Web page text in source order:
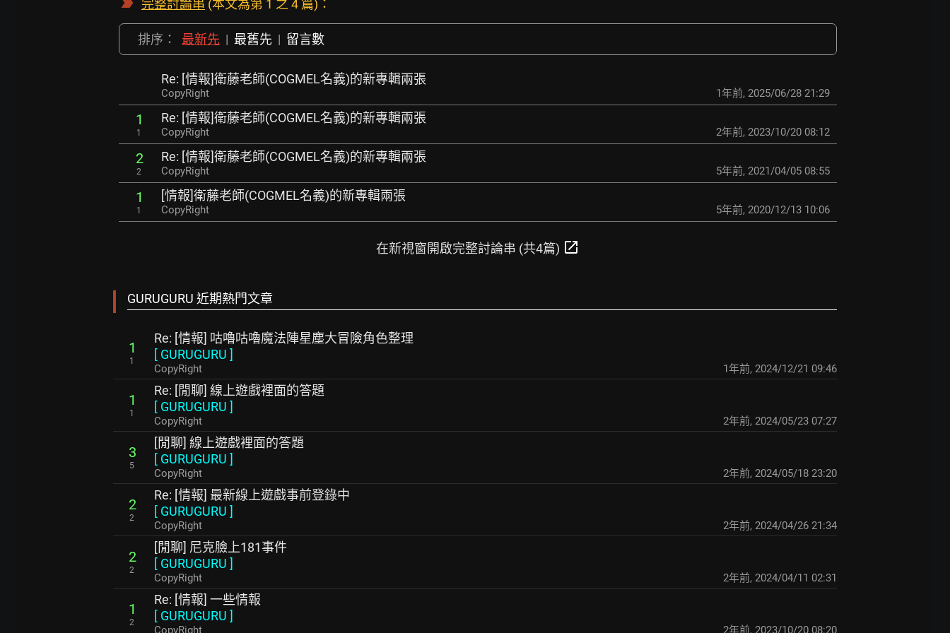
完整討論串 (本文為第 1 之 4 篇)：
排序： 最新先 | 最舊先 | 留言數
Re: [情報]衛藤老師(COGMEL名義)的新專輯兩張
CopyRight 1年前, 2025/06/28 21:29
1
1
Re: [情報]衛藤老師(COGMEL名義)的新專輯兩張
CopyRight 2年前, 2023/10/20 08:12
2
2
Re: [情報]衛藤老師(COGMEL名義)的新專輯兩張
CopyRight 5年前, 2021/04/05 08:55
1
1
[情報]衛藤老師(COGMEL名義)的新專輯兩張
CopyRight 5年前, 2020/12/13 10:06
在新視窗開啟完整討論串 (共4篇) open_in_new
GURUGURU 近期熱門文章
1
1
Re: [情報] 咕嚕咕嚕魔法陣星塵大冒險角色整理
[ GURUGURU ]
CopyRight 1年前, 2024/12/21 09:46
1
1
Re: [閒聊] 線上遊戲裡面的答題
[ GURUGURU ]
CopyRight 2年前, 2024/05/23 07:27
3
5
[閒聊] 線上遊戲裡面的答題
[ GURUGURU ]
CopyRight 2年前, 2024/05/18 23:20
2
2
Re: [情報] 最新線上遊戲事前登錄中
[ GURUGURU ]
CopyRight 2年前, 2024/04/26 21:34
2
2
[閒聊] 尼克臉上181事件
[ GURUGURU ]
CopyRight 2年前, 2024/04/11 02:31
1
2
Re: [情報] 一些情報
[ GURUGURU ]
CopyRight 2年前, 2023/10/20 08:20